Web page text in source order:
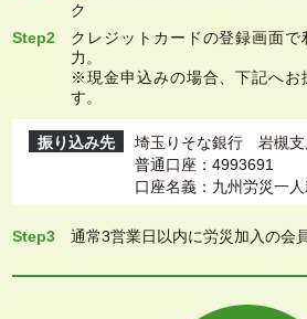
ク
Step2
クレジットカードの登録画面で
力。
※現金申込みの場合、下記へお
す。
振り込み先
埼玉りそな銀行 岩槻支
普通口座：4993691
口座名義：九州労災一
Step3 通常3営業日以内に労災加入の会